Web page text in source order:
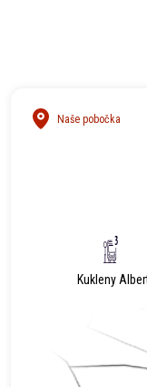
Naše pobočka
Kukleny